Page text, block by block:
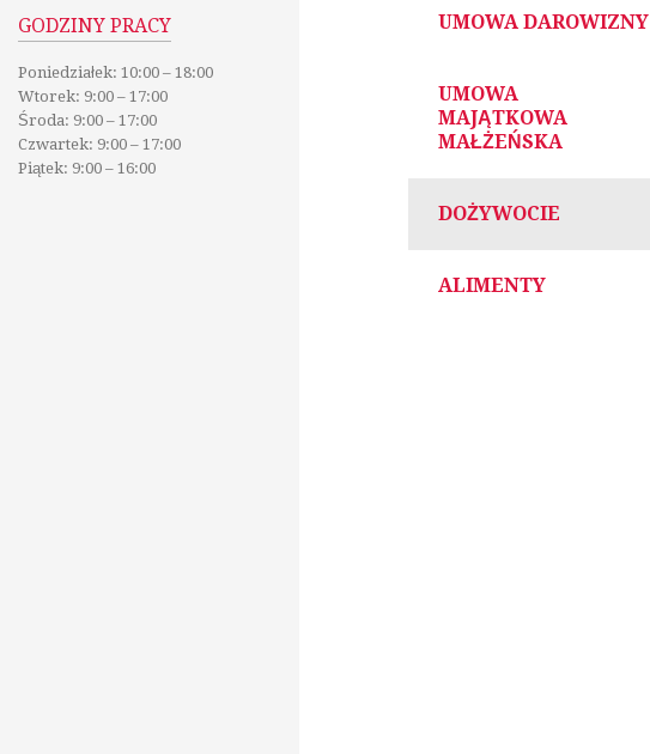
GODZINY PRACY
Poniedziałek: 10:00 – 18:00
Wtorek: 9:00 – 17:00
Środa: 9:00 – 17:00
Czwartek: 9:00 – 17:00
Piątek: 9:00 – 16:00
UMOWA DAROWIZNY
UMOWA
MAJĄTKOWA
MAŁŻEŃSKA
DOŻYWOCIE
ALIMENTY